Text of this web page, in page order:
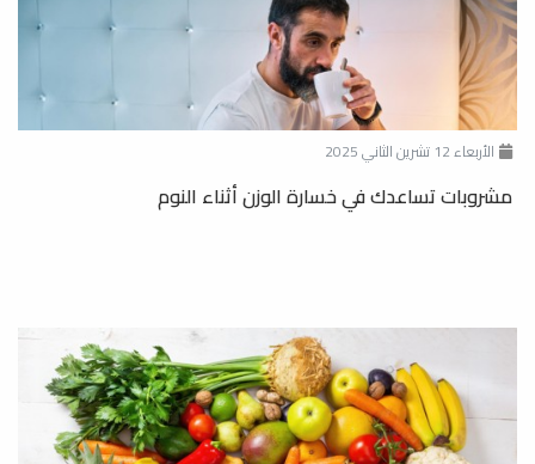
الأربعاء 12 تشرين الثاني 2025
مشروبات تساعدك في خسارة الوزن أثناء النوم